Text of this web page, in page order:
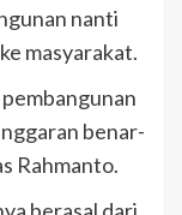
nanti
masyarakat.
benar-
Rahmanto.